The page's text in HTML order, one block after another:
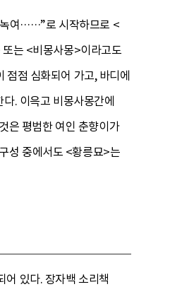
여……”로 시작하므로 <
는 <비몽사몽>이라고도
점 심화되어 가고, 바디에
. 이윽고 비몽사몽간에
은 평범한 여인 춘향이가
성 중에서도 <황릉묘>는
어 있다. 장자백 소리책